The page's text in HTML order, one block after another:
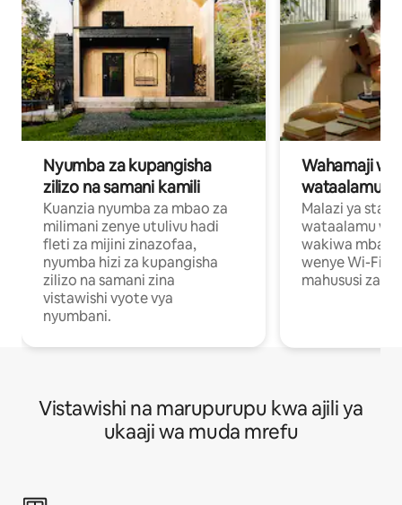
Nyumba za kupangisha
zilizo na samani kamili
Kuanzia nyumba za mbao za
milimani zenye utulivu hadi
fleti za mijini zinazofaa,
nyumba hizi za kupangisha
zilizo na samani zina
vistawishi vyote vya
nyumbani.
Wahamaji
wataalamu
Malazi ya
wataalamu
wakiwa mbali
wenye Wi-Fi
mahususi za
Vistawishi na marupurupu kwa ajili ya
ukaaji wa muda mrefu